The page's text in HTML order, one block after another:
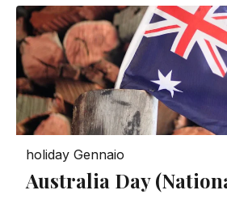
holiday Gennaio
Australia Day